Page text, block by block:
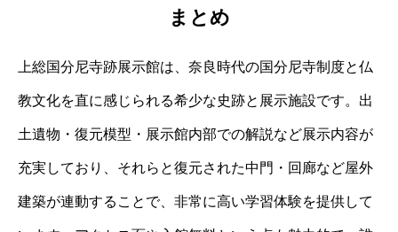
まとめ
上総国分尼寺跡展示館は、奈良時代の国分尼寺制度と仏
教文化を直に感じられる希少な史跡と展示施設です。出
土遺物・復元模型・展示館内部での解説など展示内容が
充実しており、それらと復元された中門・回廊など屋外
建築が連動することで、非常に高い学習体験を提供して